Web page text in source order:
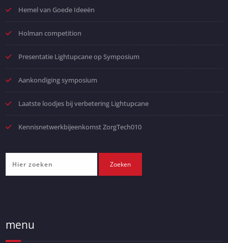
Hemel van Goede Ideeën
Holman competition
Presentatie Lightupcane op Symposium
Aankondiging symposium
Laatste loodjes bij verbetering Lightupcane
Kennisnetwerkbijeenkomst ZorgTech010
menu